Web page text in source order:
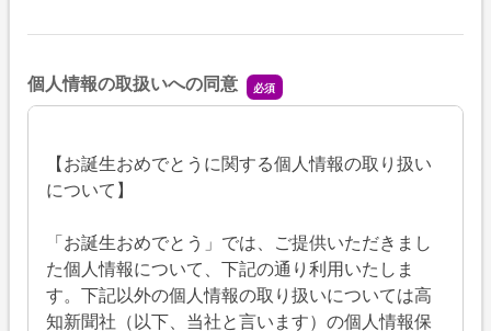
個人情報の取扱いへの同意
【お誕生おめでとうに関する個人情報の取り扱い
について】
「お誕生おめでとう」では、ご提供いただきまし
た個人情報について、下記の通り利用いたしま
す。下記以外の個人情報の取り扱いについては高
知新聞社（以下、当社と言います）の個人情報保